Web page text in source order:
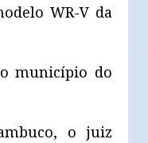
WR-V da
município do
o juiz